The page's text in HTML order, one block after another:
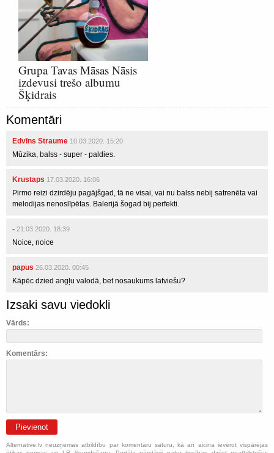
Grupa Tavas Māsas Nāsis
izdevusi trešo albumu
Šķidrais
Komentāri
Edvīns Straume 10.03.2020. 15:20
Mūzika, balss - super - paldies.
Krustaps 17.03.2020. 16:06
Pirmo reizi dzirdēju pagājšgad, tā ne visai, vai nu balss nebij satrenēta vai
melodijas nenoslīpētas. Balerijā šogad bij perfekti.
- 21.03.2020. 18:39
Noice, noice
papus 26.03.2020. 00:45
Kāpēc dzied angļu valodā, bet nosaukums latviešu?
Izsaki savu viedokli
Vārds:
Komentārs:
Pievienot
Alternative.lv neuzņemas atbildību par komentāru saturu, kā arī aicina ievērot vispārējas